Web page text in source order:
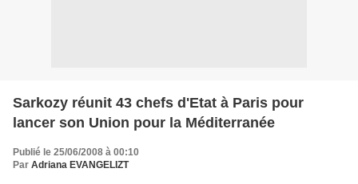
Sarkozy réunit 43 chefs d'Etat à Paris pour
lancer son Union pour la Méditerranée
Publié le 25/06/2008 à 00:10
Par Adriana EVANGELIZT